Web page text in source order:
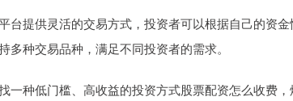
台提供灵活的交易方式，投资者可以根据自己的资
多种交易品种，满足不同投资者的需求。
一种低门槛、高收益的投资方式股票配资怎么收费